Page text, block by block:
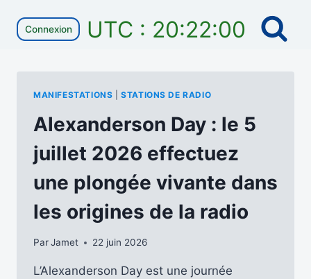
Connexion UTC : 20:22:00
MANIFESTATIONS |STATIONS DE RADIO
Alexanderson Day : le 5
juillet 2026 effectuez
une plongée vivante dans
les origines de la radio
ParJamet 22 juin 2026
L’Alexanderson Day est une journée